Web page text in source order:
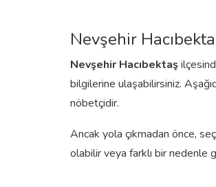
Nevşehir
Nevşehir Hacıbektaş
bilgilerine ulaşabilirsiniz.
nöbetçidir.
Ancak yola çıkmadan önce,
olabilir veya farklı bir nedenle